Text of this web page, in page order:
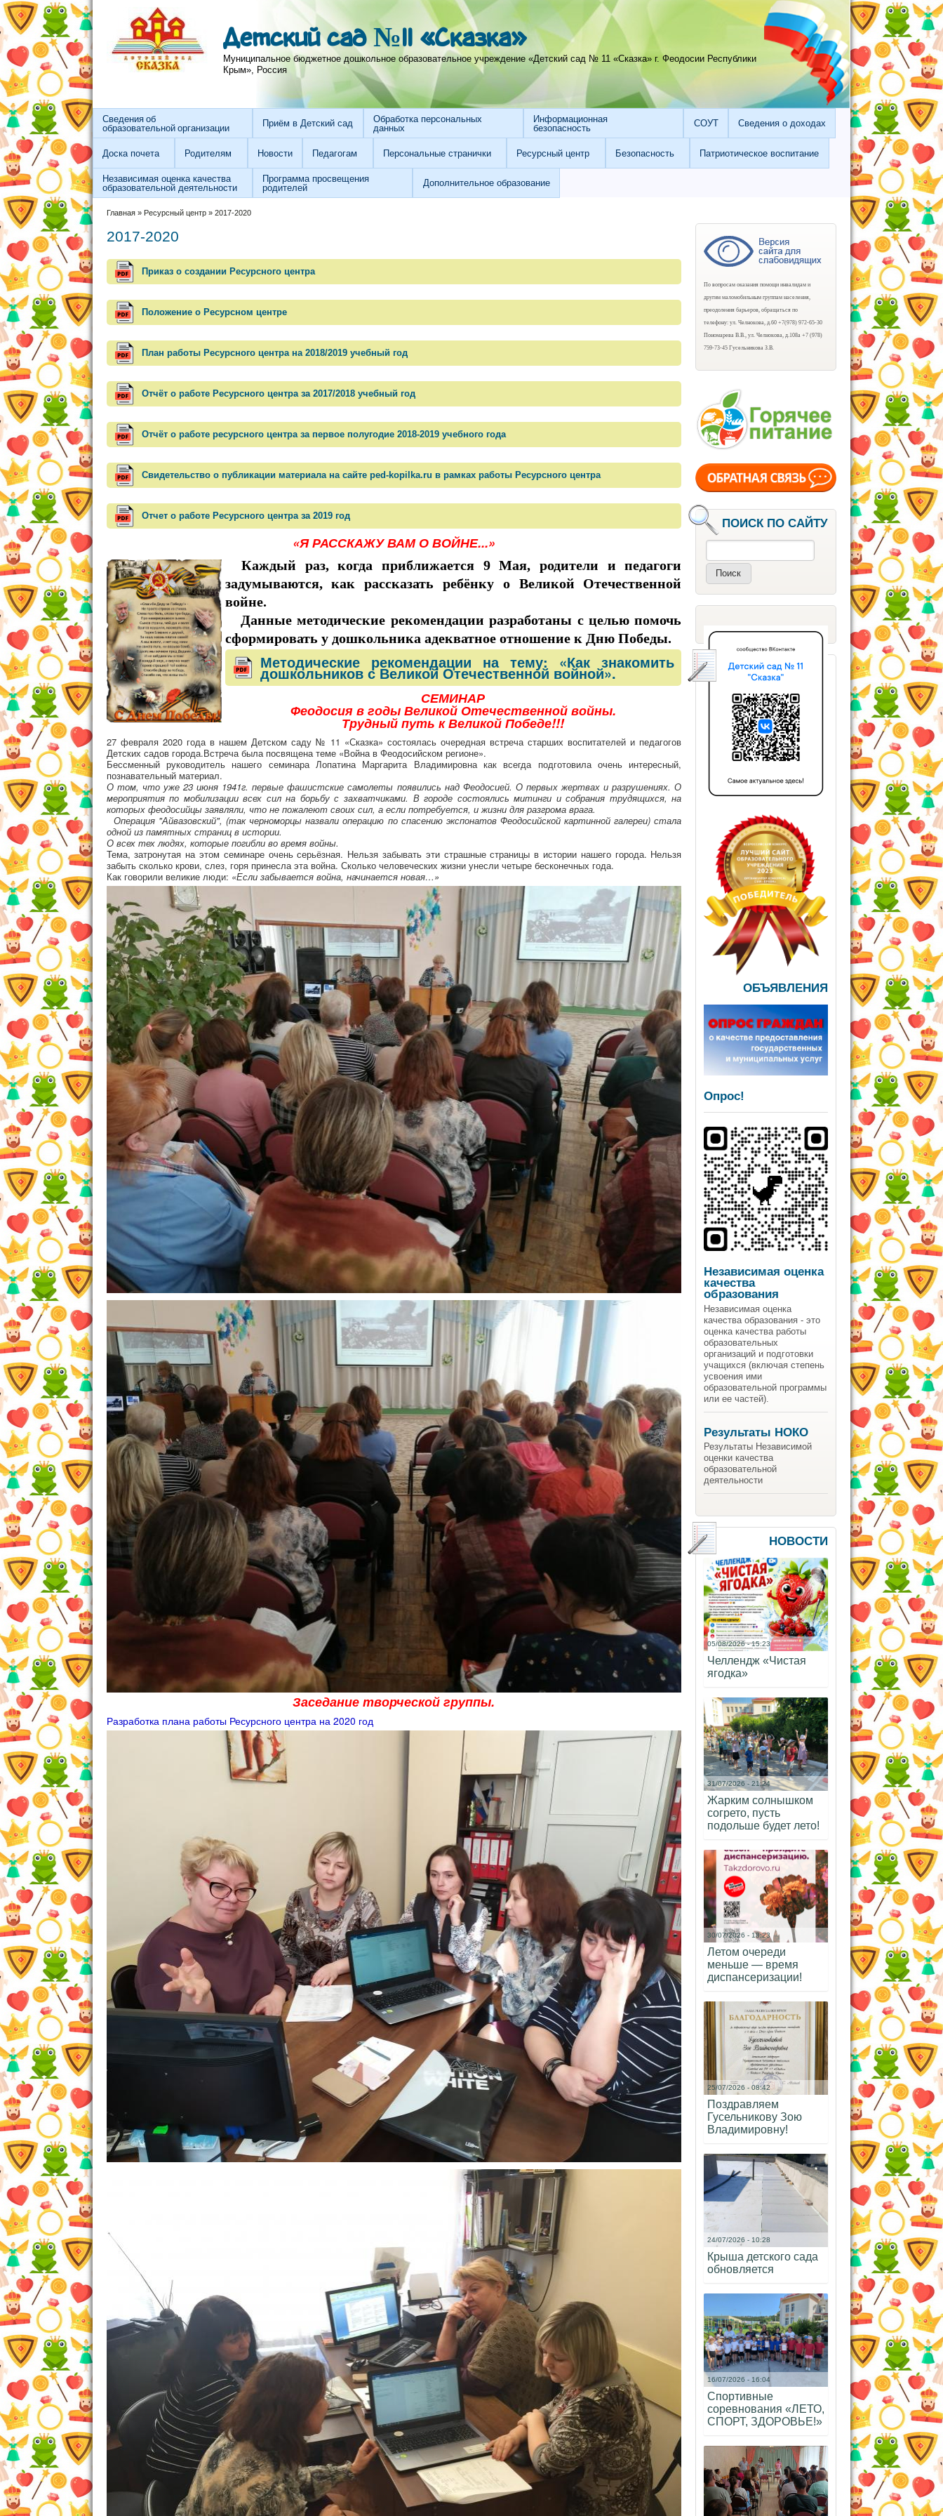
Перейти к основному содержанию
Skip to search
Детский сад №11 «Сказка»
Муниципальное бюджетное дошкольное образовательное учреждение «Детский сад № 11 «Сказка» г. Феодосии Республики
Крым», Россия
Сведения об
образовательной организации
Приём в Детский сад
Обработка персональных
данных
Информационная
безопасность
СОУТ Сведения о доходах
Доска почета Родителям Новости Педагогам Персональные странички Ресурсный центр Безопасность Патриотическое воспитание
Независимая оценка качества
образовательной деятельности
Программа просвещения
родителей
Дополнительное образование
Вы здесь
Главная» Ресурсный центр» 2017-2020
2017-2020
Приказ о создании Ресурсного центра
Положение о Ресурсном центре
План работы Ресурсного центра на 2018/2019 учебный год
Отчёт о работе Ресурсного центра за 2017/2018 учебный год
Отчёт о работе ресурсного центра за первое полугодие 2018-2019 учебного года
Свидетельство о публикации материала на сайте ped-kopilka.ru в рамках работы Ресурсного центра
Отчет о работе Ресурсного центра за 2019 год
«Я РАССКАЖУ ВАМ О ВОЙНЕ...»
Каждый раз, когда приближается 9 Мая, родители и педагоги
задумываются, как рассказать ребёнку о Великой Отечественной
войне.
Данные методические рекомендации разработаны с целью помочь
сформировать у дошкольника адекватное отношение к Дню Победы.
Методические рекомендации на тему: «Как знакомить
дошкольников с Великой Отечественной войной».
СЕМИНАР
Феодосия в годы Великой Отечественной войны.
Трудный путь к Великой Победе!!!
27 февраля 2020 года в нашем Детском саду № 11 «Сказка» состоялась очередная встреча старших воспитателей и педагогов
Детских садов города.Встреча была посвящена теме «Война в Феодосийском регионе».
Бессменный руководитель нашего семинара Лопатина Маргарита Владимировна как всегда подготовила очень интересный,
познавательный материал.
О том, что уже 23 июня 1941г. первые фашистские самолеты появились над Феодосией. О первых жертвах и разрушениях. О
мероприятия по мобилизации всех сил на борьбу с захватчиками. В городе состоялись митинги и собрания трудящихся, на
которых феодосийцы заявляли, что не пожалеют своих сил, а если потребуется, и жизни для разгрома врага.
Операция "Айвазовский", (так черноморцы назвали операцию по спасению экспонатов Феодосийской картинной галереи) стала
одной из памятных страниц в истории.
О всех тех людях, которые погибли во время войны.
Тема, затронутая на этом семинаре очень серьёзная. Нельзя забывать эти страшные страницы в истории нашего города. Нельзя
забыть сколько крови, слез, горя принесла эта война. Сколько человеческих жизни унесли четыре бесконечных года.
Как говорили великие люди: «Если забывается война, начинается новая…»
Заседание творческой группы.
Разработка плана работы Ресурсного центра на 2020 год
По вопросам оказания помощи инвалидам и
другим маломобильным группам населения,
преодоления барьеров, обращаться по
телефону: ул. Челнокова, д.60 +7(978) 972-65-30
Пономарева В.В., ул. Челнокова, д.108а +7 (978)
759-73-45 Гусельникова З.В.
ПОИСК ПО САЙТУ
ОБЪЯВЛЕНИЯ
Опрос!
Независимая оценка
качества
образования
Независимая оценка
качества образования - это
оценка качества работы
образовательных
организаций и подготовки
учащихся (включая степень
усвоения ими
образовательной программы
или ее частей).
Результаты НОКО
Результаты Независимой
оценки качества
образовательной
деятельности
НОВОСТИ
05/08/2026 - 15:23
Челлендж «Чистая
ягодка»
31/07/2026 - 21:24
Жарким солнышком
согрето, пусть
подольше будет лето!
30/07/2026 - 18:23
Летом очереди
меньше — время
диспансеризации!
25/07/2026 - 08:42
Поздравляем
Гусельникову Зою
Владимировну!
24/07/2026 - 10:28
Крыша детского сада
обновляется
16/07/2026 - 16:04
Спортивные
соревнования «ЛЕТО,
СПОРТ, ЗДОРОВЬЕ!»